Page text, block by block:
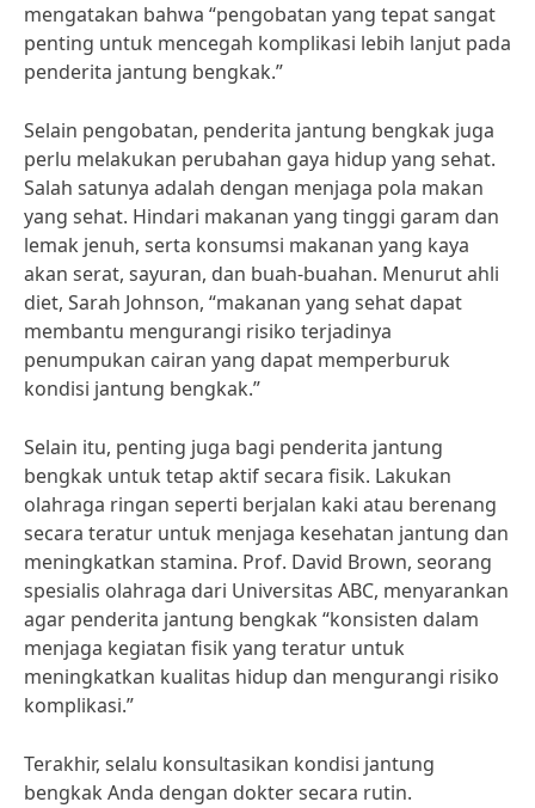
mengatakan bahwa “pengobatan yang tepat sangat
penting untuk mencegah komplikasi lebih lanjut pada
penderita jantung bengkak.”
Selain pengobatan, penderita jantung bengkak juga
perlu melakukan perubahan gaya hidup yang sehat.
Salah satunya adalah dengan menjaga pola makan
yang sehat. Hindari makanan yang tinggi garam dan
lemak jenuh, serta konsumsi makanan yang kaya
akan serat, sayuran, dan buah-buahan. Menurut ahli
diet, Sarah Johnson, “makanan yang sehat dapat
membantu mengurangi risiko terjadinya
penumpukan cairan yang dapat memperburuk
kondisi jantung bengkak.”
Selain itu, penting juga bagi penderita jantung
bengkak untuk tetap aktif secara fisik. Lakukan
olahraga ringan seperti berjalan kaki atau berenang
secara teratur untuk menjaga kesehatan jantung dan
meningkatkan stamina. Prof. David Brown, seorang
spesialis olahraga dari Universitas ABC, menyarankan
agar penderita jantung bengkak “konsisten dalam
menjaga kegiatan fisik yang teratur untuk
meningkatkan kualitas hidup dan mengurangi risiko
komplikasi.”
Terakhir, selalu konsultasikan kondisi jantung
bengkak Anda dengan dokter secara rutin.